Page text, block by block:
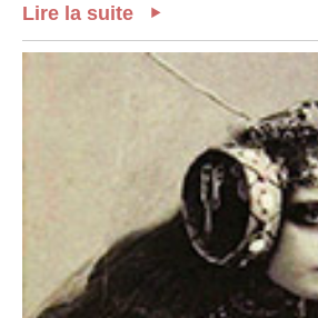
Lire la suite